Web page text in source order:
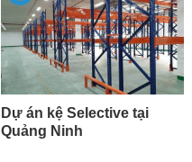
Dự án kệ Selective tại
Quảng Ninh